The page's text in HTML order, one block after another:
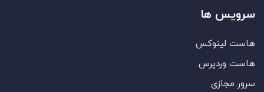
سرویس ها
هاست لینوکس
هاست وردپرس
سرور مجازی